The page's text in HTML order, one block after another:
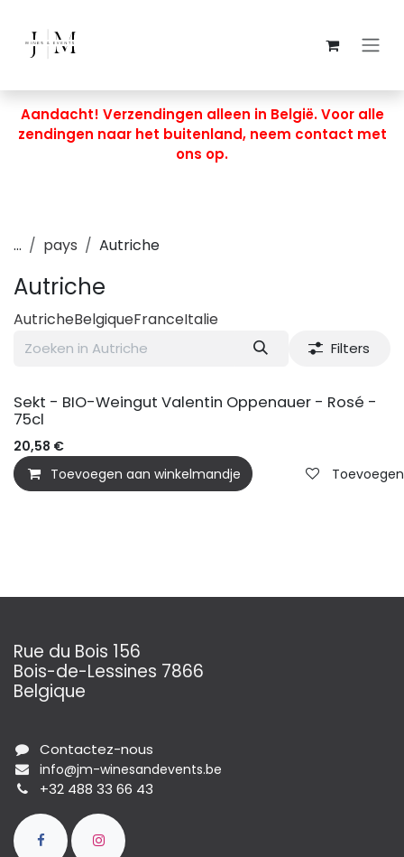
Aandacht! Verzendingen alleen in België. Voor alle
zendingen naar het buitenland, neem contact met
ons op.
... pays Autriche
Autriche
AutricheBelgiqueFranceItalie
Filters
BIO
Sekt - BIO-Weingut Valentin Oppenauer - Rosé -
75cl
20,58 €
Toevoegen aan winkelmandje
Rue du Bois 156
Bois-de-Lessines 7866
Belgique
Contactez-nous
info@jm-winesandevents.be
+32 488 33 66 43